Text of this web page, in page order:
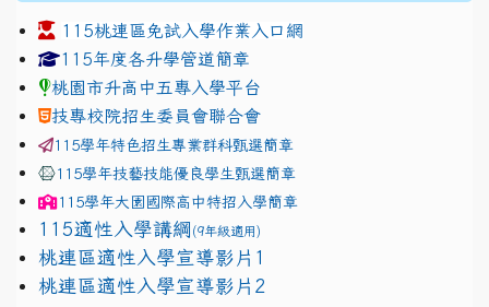
115桃連區免試入學作業入口網
link to https://www.jhjhs.tyc.edu.tw/modules/
115年度各升學管道簡章
桃園市升高中五專入學平台
技專校院招生委員會聯合會
115學年特色招生專業群科甄選簡章
115學年技藝技能優良學生甄選簡章
115學年大園國際高中特招入學簡章
115適性入學講綱 (9年級適用)
link to https://docs.google.com/presentation/d/
桃連區適性入學宣導影片1
link to https://docs.google.com/presentation/d/
桃連區適性入學宣導影片2